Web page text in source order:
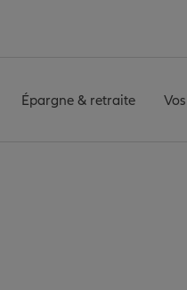
Épargne & retraite